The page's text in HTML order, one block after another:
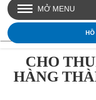
MỞ MENU
CHO
HÀNG